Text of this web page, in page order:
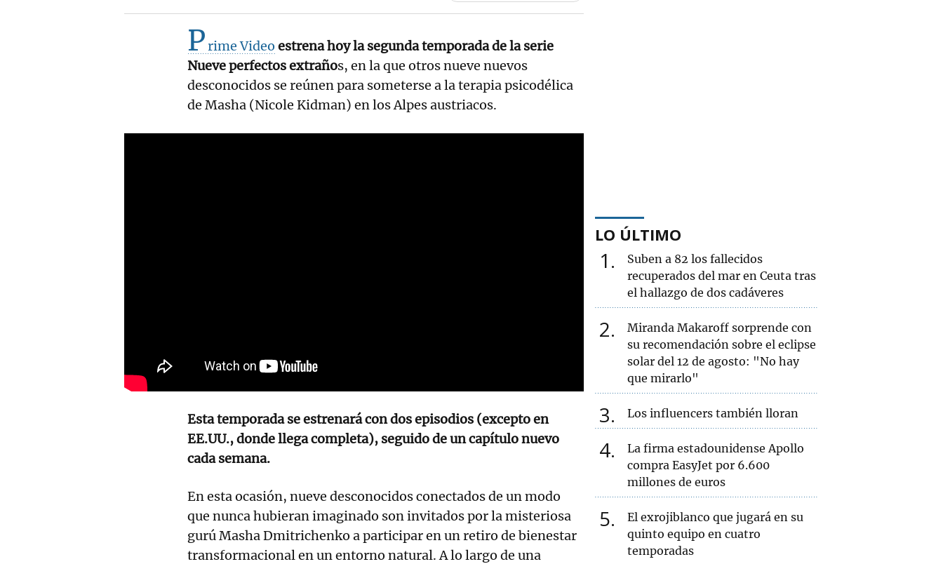
Prime Video estrena hoy la segunda temporada de la serie
Nueve perfectos extraños, en la que otros nueve nuevos
desconocidos se reúnen para someterse a la terapia psicodélica
de Masha (Nicole Kidman) en los Alpes austriacos.
Esta temporada se estrenará con dos episodios (excepto en
EE.UU., donde llega completa), seguido de un capítulo nuevo
cada semana.
En esta ocasión, nueve desconocidos conectados de un modo
que nunca hubieran imaginado son invitados por la misteriosa
gurú Masha Dmitrichenko a participar en un retiro de bienestar
transformacional en un entorno natural. A lo largo de una
LO ÚLTIMO
1
Suben a 82 los fallecidos
recuperados del mar en Ceuta tras
el hallazgo de dos cadáveres
2
Miranda Makaroff sorprende con
su recomendación sobre el eclipse
solar del 12 de agosto: "No hay
que mirarlo"
3 Los influencers también lloran
4
La firma estadounidense Apollo
compra EasyJet por 6.600
millones de euros
5
El exrojiblanco que jugará en su
quinto equipo en cuatro
temporadas